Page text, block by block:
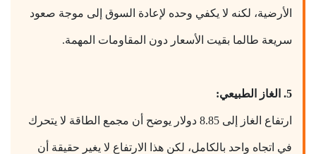
الأرضية، لكنه لا يكفي وحده لإعادة السوق إلى موجة صعود
سريعة طالما بقيت الأسعار دون المقاومات المهمة.
5. الغاز الطبيعي:
ارتفاع الغاز إلى 8.85 دولار يوضح أن مجمع الطاقة لا يتحرك
في اتجاه واحد بالكامل، لكن هذا الارتفاع لا يغير حقيقة أن